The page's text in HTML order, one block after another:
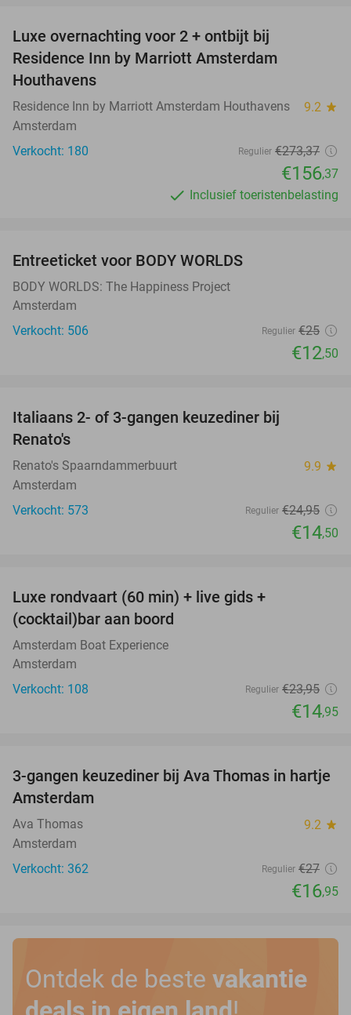
Luxe overnachting voor 2 + ontbijt bij
Residence Inn by Marriott Amsterdam
Houthavens
Residence Inn by Marriott Amsterdam Houthavens 9.2 star
Amsterdam
Verkocht: 180
Regulier €273,37
€156,37
Inclusief toeristenbelasting
Entreeticket voor BODY WORLDS
BODY WORLDS: The Happiness Project
Amsterdam
Verkocht: 506
Regulier €25
€12,50
Italiaans 2- of 3-gangen keuzediner bij
Renato's
Renato's Spaarndammerbuurt 9.9 star
Amsterdam
Verkocht: 573
Regulier €24,95
€14,50
Luxe rondvaart (60 min) + live gids +
(cocktail)bar aan boord
Amsterdam Boat Experience
Amsterdam
Verkocht: 108
Regulier €23,95
€14,95
37%
3-gangen keuzediner bij Ava Thomas in hartje
Amsterdam
Ava Thomas 9.2 star
Amsterdam
Verkocht: 362
Regulier €27
€16,95
Ontdek de beste vakantie